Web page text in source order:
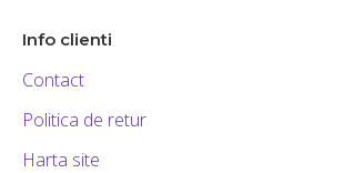
Info clienti
Contact
Politica de retur
Harta site